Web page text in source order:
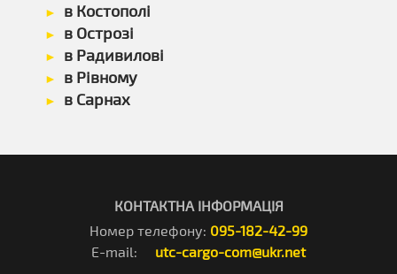
в Костополі
в Острозі
в Радивилові
в Рівному
в Сарнах
КОНТАКТНА ІНФОРМАЦІЯ
Номер телефону: 095-182-42-99
E-mail: utc-cargo-com@ukr.net